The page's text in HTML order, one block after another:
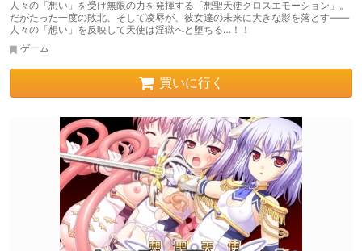
人々の「想い」を受け無限の力を発揮する「想聖天使クロスエモーション」。
だがたった一度の敗北、そして凌辱が、彼女達の未来に大きな影を落とす――
人々の「想い」を反映して天使は淫獄へと堕ちる…！！
ゲーム
買いに行く